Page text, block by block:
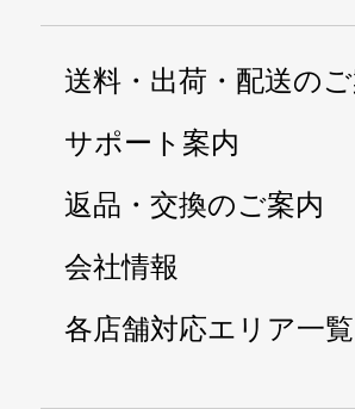
送料・出荷・配送の
サポート案内
返品・交換のご案内
会社情報
各店舗対応エリア一覧